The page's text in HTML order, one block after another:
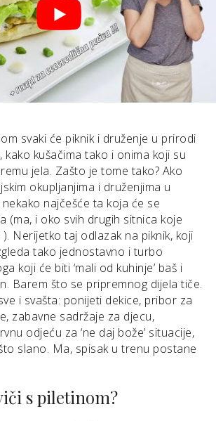
svaki će piknik i druženje u prirodi
kako kušačima tako i onima koji su
jela. Zašto je tome tako? Ako
okupljanjima i druženjima u
najčešće ta koja će se
(ma, i oko svih drugih sitnica koje
Nerijetko taj odlazak na piknik, koji
tako jednostavno i turbo
koji će biti ‘mali od kuhinje’ baš i
Barem što se pripremnog dijela tiče.
i svašta: ponijeti dekice, pribor za
zabavne sadržaje za djecu,
odjeću za ‘ne daj bože’ situacije,
slano. Ma, spisak u trenu postane
s piletinom?